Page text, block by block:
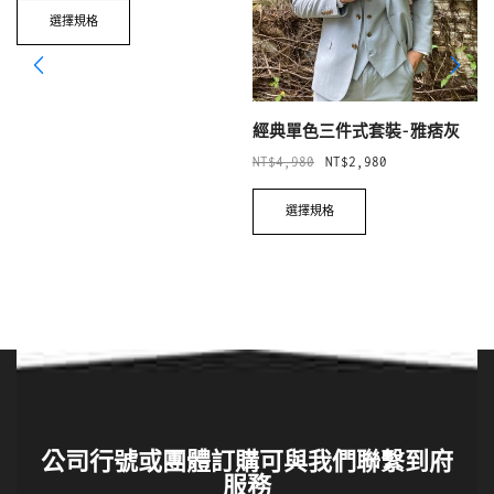
選擇規格
經典單色三件式套裝-雅痞灰
NT$4,980 NT$2,980
選擇規格
公司行號或團體訂購可與我們聯繫到府
服務